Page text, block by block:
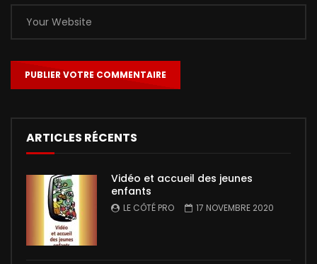
ARTICLES RÉCENTS
Vidéo et accueil des jeunes
enfants
LE CÔTÉ PRO 17 NOVEMBRE 2020